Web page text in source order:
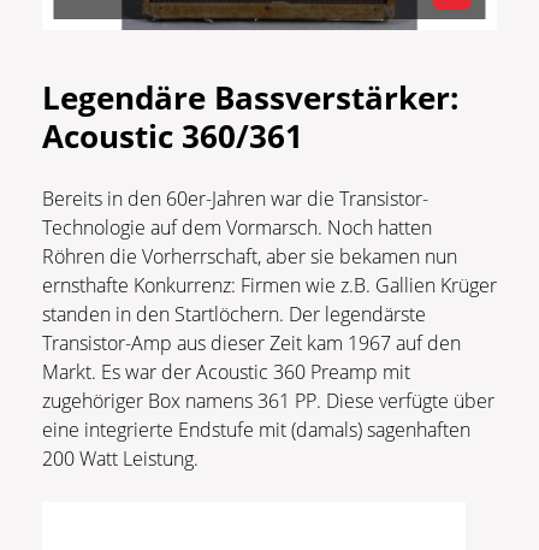
Legendäre Bassverstärker:
Acoustic 360/361
Bereits in den 60er-Jahren war die Transistor-
Technologie auf dem Vormarsch. Noch hatten
Röhren die Vorherrschaft, aber sie bekamen nun
ernsthafte Konkurrenz: Firmen wie z.B. Gallien Krüger
standen in den Startlöchern. Der legendärste
Transistor-Amp aus dieser Zeit kam 1967 auf den
Markt. Es war der Acoustic 360 Preamp mit
zugehöriger Box namens 361 PP. Diese verfügte über
eine integrierte Endstufe mit (damals) sagenhaften
200 Watt Leistung.